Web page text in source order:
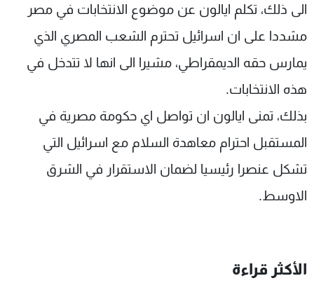
الى ذلك، تكلم ايالون عن موضوع الانتخابات في مصر
مشددا على ان اسرائيل تحترم الشعب المصري الذي
يمارس حقه الديمقراطي، مشيرا الى انها لا تتدخل في
هذه الانتخابات.
بذلك، تمنى ايالون ان تواصل اي حكومة مصرية في
المستقبل احترام معاهدة السلام مع اسرائيل التي
تشكل عنصرا رئيسيا لضمان الاستقرار في الشرق
الاوسط.
الأكثر قراءة